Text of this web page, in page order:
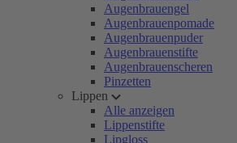
Augenbrauengel
Augenbrauenpomade
Augenbrauenpuder
Augenbrauenstifte
Augenbrauenscheren
Pinzetten
Lippen
Alle anzeigen
Lippenstifte
Lipgloss